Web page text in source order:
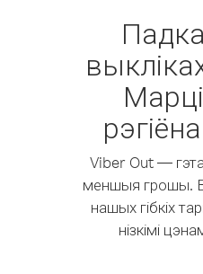
Viber Out —
меншыя грошы.
нашых гібкіх
нізкімі